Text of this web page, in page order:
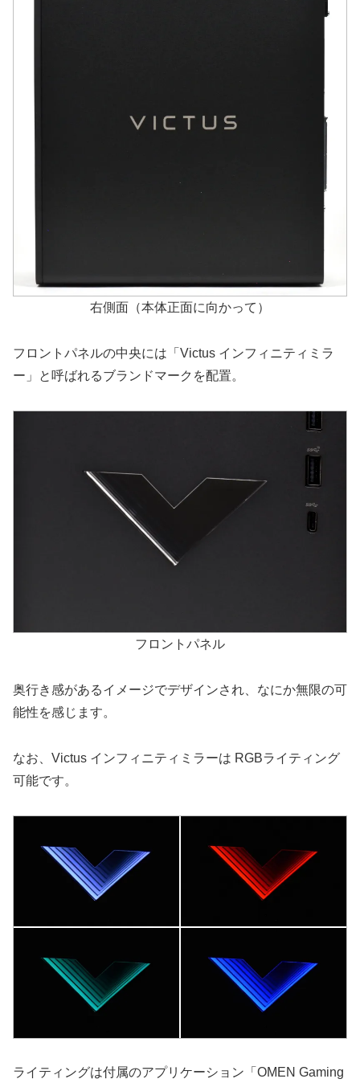
右側面（本体正面に向かって）
フロントパネルの中央には「Victus インフィニティミラ
ー」と呼ばれるブランドマークを配置。
フロントパネル
奥行き感があるイメージでデザインされ、なにか無限の可
能性を感じます。
なお、Victus インフィニティミラーは RGBライティング
可能です。
ライティングは付属のアプリケーション「OMEN Gaming